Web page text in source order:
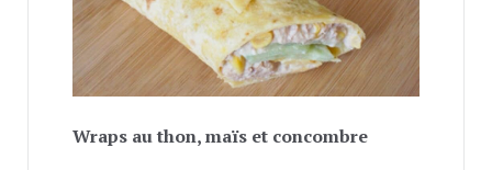
Wraps au thon, maïs et concombre